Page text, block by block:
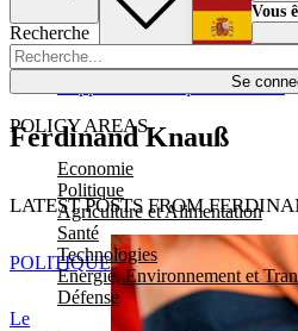
Recherche
Se
POLICY AREAS
Economie
Politique
Agriculture et Alimentation
Santé
Technologies
Energie, Environnement et
Défense
Économie
Vous
Ferdinand Knauß
LATEST POSTS FROM
Le
POLITIQUE